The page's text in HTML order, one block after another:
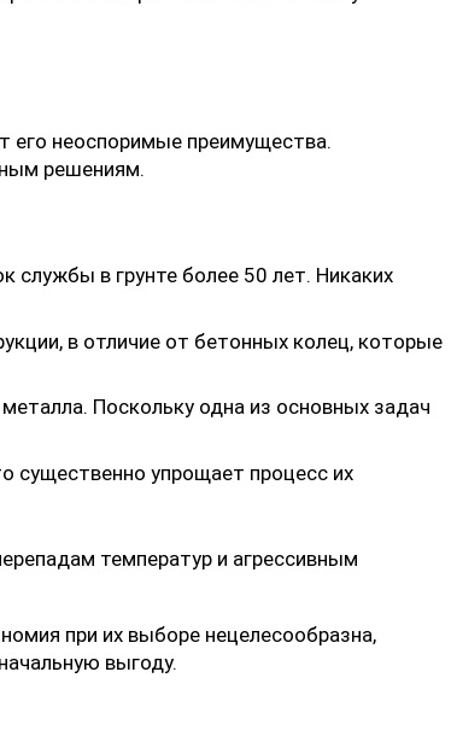
его неоспоримые преимущества.
решениям.
службы в грунте более 50 лет. Никаких
в отличие от бетонных колец, которые
Поскольку одна из основных задач
существенно упрощает процесс их
температур и агрессивным
при их выборе нецелесообразна,
выгоду.